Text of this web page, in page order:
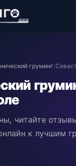
груминг/
читайте
к лучшим